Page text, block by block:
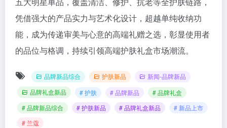
凭借强大的产品实力与艺术化设计，超越单纯收纳功
能，成为传递审美与心意的高端礼赠之选，彰显使用者
的品位与格调，持续引领高端护肤礼盒市场潮流。
品牌新品综合 护肤新品
新闻-品牌新品
品牌礼盒新品
# 护肤 # 品牌新品
# 品牌礼盒
# 品牌新品综合
# 护肤新品 # 品牌礼盒新品
# 新品上市
# 兰蔻